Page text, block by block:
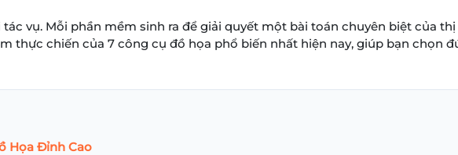
vụ. Mỗi phần mềm sinh ra để giải quyết một bài toán chuyên biệt của
thực chiến của 7 công cụ đồ họa phổ biến nhất hiện nay, giúp bạn chọn
Họa Đỉnh Cao